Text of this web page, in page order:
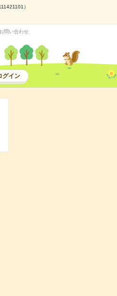
）
問い合わせ
グイン